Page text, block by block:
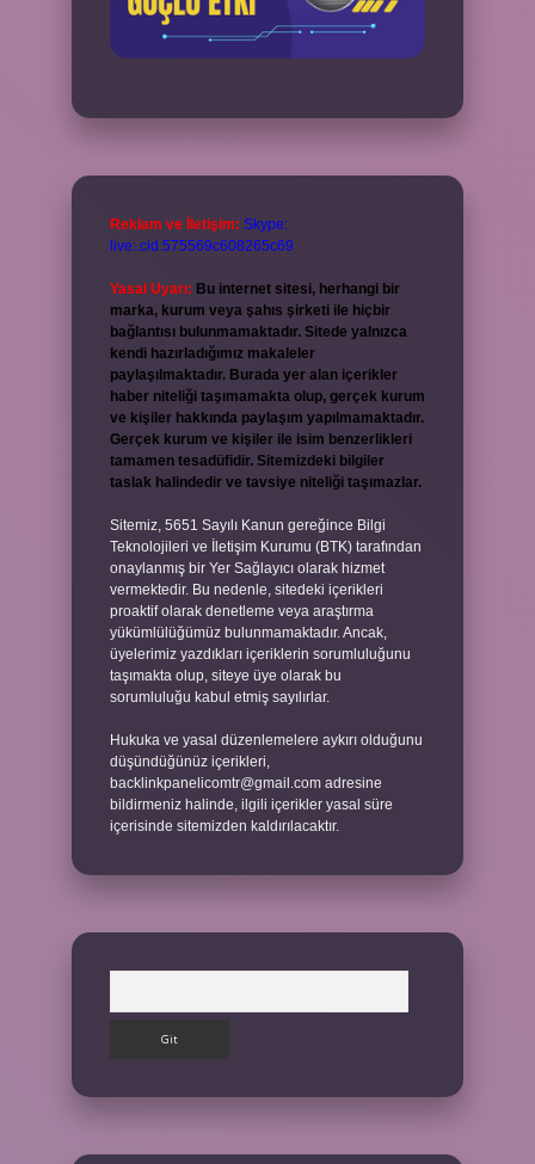
Reklam ve İletişim: Skype:
live:.cid.575569c608265c69
Yasal Uyarı: Bu internet sitesi, herhangi bir
marka, kurum veya şahıs şirketi ile hiçbir
bağlantısı bulunmamaktadır. Sitede yalnızca
kendi hazırladığımız makaleler
paylaşılmaktadır. Burada yer alan içerikler
haber niteliği taşımamakta olup, gerçek kurum
ve kişiler hakkında paylaşım yapılmamaktadır.
Gerçek kurum ve kişiler ile isim benzerlikleri
tamamen tesadüfidir. Sitemizdeki bilgiler
taslak halindedir ve tavsiye niteliği taşımazlar.
Sitemiz, 5651 Sayılı Kanun gereğince Bilgi
Teknolojileri ve İletişim Kurumu (BTK) tarafından
onaylanmış bir Yer Sağlayıcı olarak hizmet
vermektedir. Bu nedenle, sitedeki içerikleri
proaktif olarak denetleme veya araştırma
yükümlülüğümüz bulunmamaktadır. Ancak,
üyelerimiz yazdıkları içeriklerin sorumluluğunu
taşımakta olup, siteye üye olarak bu
sorumluluğu kabul etmiş sayılırlar.
Hukuka ve yasal düzenlemelere aykırı olduğunu
düşündüğünüz içerikleri,
backlinkpanelicomtr@gmail.com adresine
bildirmeniz halinde, ilgili içerikler yasal süre
içerisinde sitemizden kaldırılacaktır.